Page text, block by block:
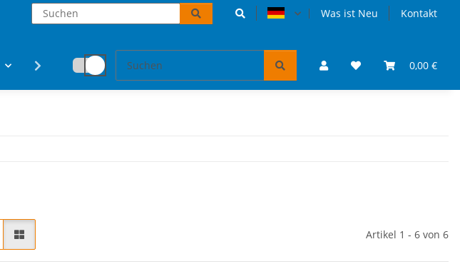
Was ist Neu Kontakt
0,00 €
Fanartikel Accessoires und Geschenke VW Bulli Puzzles & Bücher
Artikel 1 - 6 von 6